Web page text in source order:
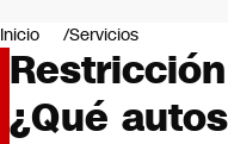
Negocios
Deportes
Programas completos
Cultura
Servicios
Inicio Servicios
¿Qué